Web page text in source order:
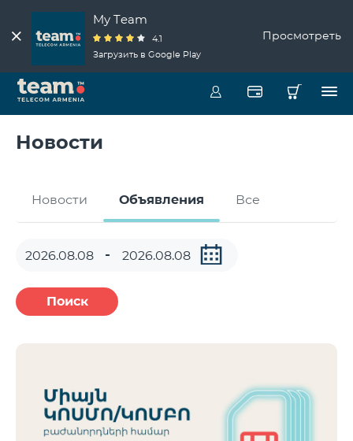
My Team
4.1
Загрузить в Google Play
Просмотреть
Новости
Новости Объявления Все
Поиск